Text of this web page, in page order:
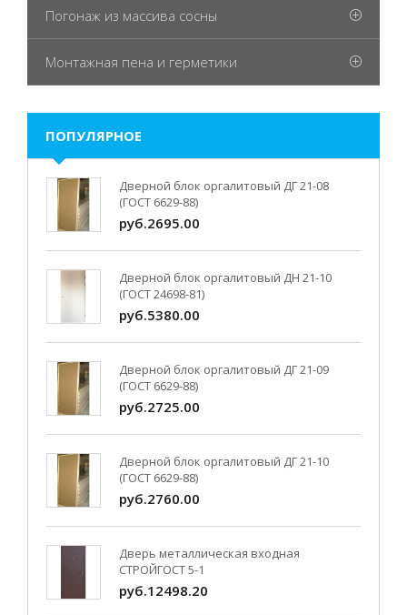
Погонаж из массива сосны
Монтажная пена и герметики
ПОПУЛЯРНОЕ
Дверной блок оргалитовый ДГ 21-08
(ГОСТ 6629-88)
руб.2695.00
Дверной блок оргалитовый ДН 21-10
(ГОСТ 24698-81)
руб.5380.00
Дверной блок оргалитовый ДГ 21-09
(ГОСТ 6629-88)
руб.2725.00
Дверной блок оргалитовый ДГ 21-10
(ГОСТ 6629-88)
руб.2760.00
Дверь металлическая входная
СТРОЙГОСТ 5-1
руб.12498.20